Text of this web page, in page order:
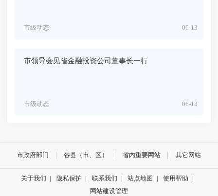
06-13
市级动态
市领导会见省金融投资公司董事长一行
06-13
市级动态
市政府部门 各县（市、区） 省内重要网站 其它网站
关于我们 | 隐私保护 | 联系我们 | 站点地图 | 使用帮助
|
网站建设管理